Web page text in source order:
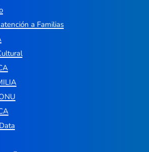
a Familias